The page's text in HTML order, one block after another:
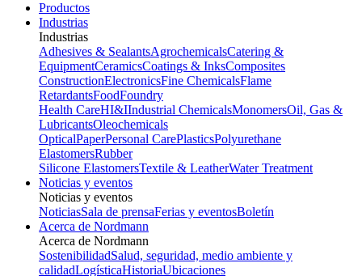
Productos
Industrias
Industrias
Adhesives & SealantsAgrochemicalsCatering &
EquipmentCeramicsCoatings & InksComposites
ConstructionElectronicsFine ChemicalsFlame
RetardantsFoodFoundry
Health CareHI&IIndustrial ChemicalsMonomersOil, Gas &
LubricantsOleochemicals
OpticalPaperPersonal CarePlasticsPolyurethane
ElastomersRubber
Silicone ElastomersTextile & LeatherWater Treatment
Noticias y eventos
Noticias y eventos
NoticiasSala de prensaFerias y eventosBoletín
Acerca de Nordmann
Acerca de Nordmann
SostenibilidadSalud, seguridad, medio ambiente y
calidadLogísticaHistoriaUbicaciones